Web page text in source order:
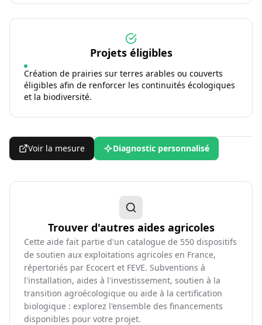
Projets éligibles
Création de prairies sur terres arables ou couverts
éligibles afin de renforcer les continuités écologiques
et la biodiversité.
Voir la mesure Diagnostic personnalisé
Trouver d'autres aides agricoles
Cette aide fait partie d'un catalogue de 550 dispositifs
de soutien aux exploitations agricoles en France,
répertoriés par Ecocert et FEVE. Subventions à
l'installation, aides à l'investissement, soutien à la
transition agroécologique ou aide à la certification
biologique : explorez l'ensemble des financements
disponibles pour votre projet.